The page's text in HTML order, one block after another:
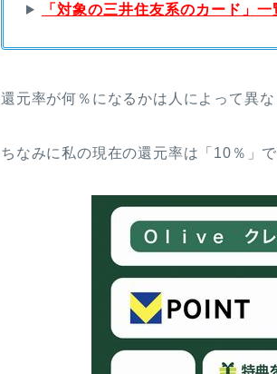
「対象の三井住友系のカード」
還元率が何％になるかは人によって異な
ちなみに私の現在の還元率は「10％」で